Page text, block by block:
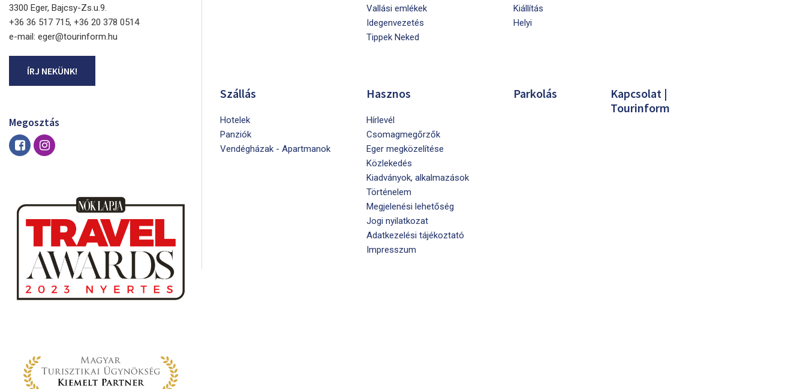
3300 Eger, Bajcsy-Zs.u.9.
+36 36 517 715, +36 20 378 0514
e-mail: eger@tourinform.hu
ÍRJ NEKÜNK!
Megosztás
Vallási emlékek
Idegenvezetés
Tippek Neked
Kiállítás
Helyi
Szállás
Hotelek
Panziók
Vendégházak - Apartmanok
Hasznos
Hírlevél
Csomagmegőrzők
Eger megközelítése
Közlekedés
Kiadványok, alkalmazások
Történelem
Megjelenési lehetőség
Jogi nyilatkozat
Adatkezelési tájékoztató
Impresszum
Parkolás
Kapcsolat |
Tourinform